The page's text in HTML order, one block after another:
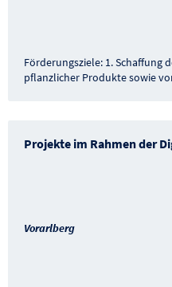
Förderungsziele: 1. Schaffung
pflanzlicher Produkte sowie
Projekte im Rahmen der
Vorarlberg